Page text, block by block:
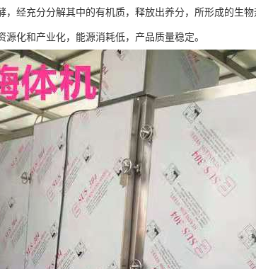
经充分分解其中的有机质，释放出养分，所形成的生物
化和产业化，能源消耗低，产品质量稳定。